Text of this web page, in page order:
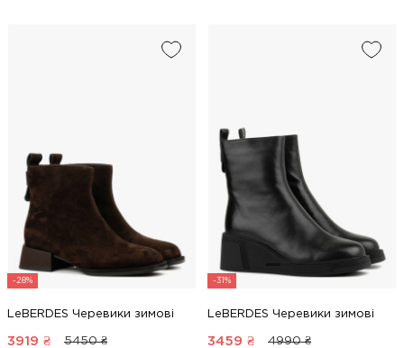
-28%
LeBERDES Черевики зимові
3919 ₴ 5450 ₴
-31%
LeBERDES Черевики зимові
3459 ₴ 4990 ₴